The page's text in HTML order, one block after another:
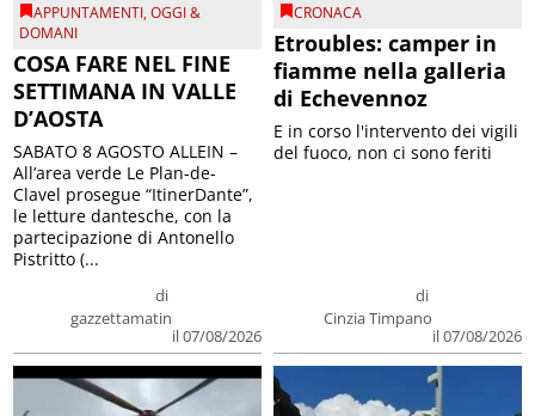
APPUNTAMENTI,OGGI &
DOMANI
COSA FARE NEL FINE
SETTIMANA IN VALLE
D’AOSTA
di
gazzettamatin
il 07/08/2026
SABATO 8 AGOSTO ALLEIN –
All’area verde Le Plan-de-
Clavel prosegue “ItinerDante”,
le letture dantesche, con la
partecipazione di Antonello
Pistritto (...
CRONACA
Etroubles: camper in
fiamme nella galleria
di Echevennoz
di
Cinzia Timpano
il 07/08/2026
E in corso l'intervento dei vigili
del fuoco, non ci sono feriti